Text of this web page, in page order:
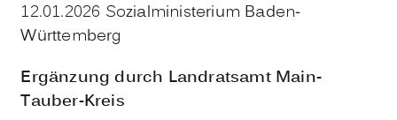
12.01.2026 Sozialministerium Baden-
Württemberg
Ergänzung durch Landratsamt Main-
Tauber-Kreis